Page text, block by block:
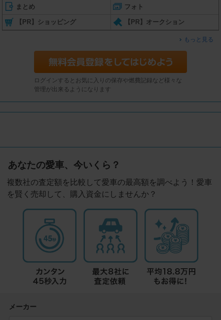
まとめ フォト
【PR】ショッピング 【PR】オークション
もっと見る
ログインするとお気に入りの保存や燃費記録など様々な
管理が出来るようになります
あなたの愛車、今いくら？
複数社の査定額を比較して愛車の最高額を調べよう！愛車
を賢く売却して、購入資金にしませんか？
メーカー